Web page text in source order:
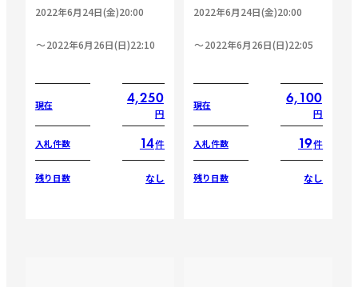
2022年6月24日(金)20:00
2022年6月26日(日)22:10
現在 4,250
円
入札件数 14件
残り日数 なし
2022年6月24日(金)20:00
2022年6月26日(日)22:05
現在 6,100
円
入札件数 19件
残り日数 なし